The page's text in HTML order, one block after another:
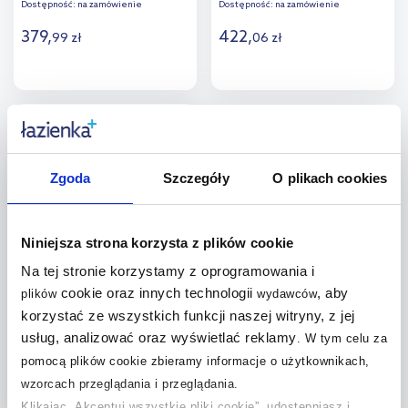
Zgoda Szczegóły O plikach cookies
Niniejsza strona korzysta z plików cookie
Na tej stronie korzystamy z oprogramowania i
plikówcookie oraz innych technologii wydawców, aby
korzystać ze wszystkich funkcji naszej witryny, z jej
usług, analizować oraz wyświetlać reklamy. W tym celu za
pomocą plików cookie zbieramy informacje o użytkownikach,
wzorcach przeglądania i przeglądania.
Dostępność: na zamówienie
379,99 zł
Dodaj do
Dostępność: na zamówienie
422,06 zł
Kludi Design syfon do
umywalki butelkowy czarny
szczotkowany 10020N2-00
Dostępność:na zamówienie
422,